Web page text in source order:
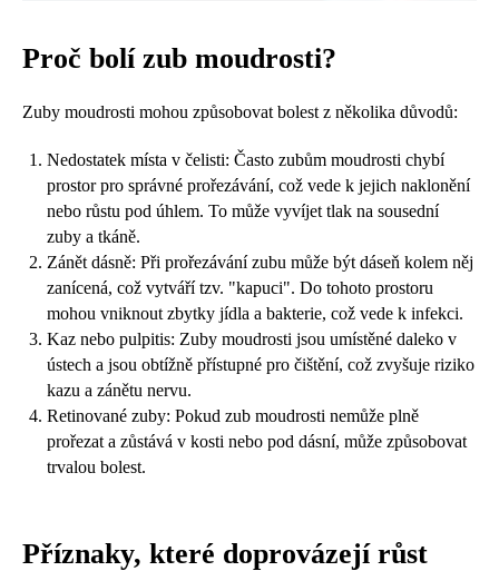
Proč bolí zub moudrosti?
Zuby moudrosti mohou způsobovat bolest z několika důvodů:
Nedostatek místa v čelisti: Často zubům moudrosti chybí
prostor pro správné prořezávání, což vede k jejich naklonění
nebo růstu pod úhlem. To může vyvíjet tlak na sousední
zuby a tkáně.
Zánět dásně: Při prořezávání zubu může být dáseň kolem něj
zanícená, což vytváří tzv. "kapuci". Do tohoto prostoru
mohou vniknout zbytky jídla a bakterie, což vede k infekci.
Kaz nebo pulpitis: Zuby moudrosti jsou umístěné daleko v
ústech a jsou obtížně přístupné pro čištění, což zvyšuje riziko
kazu a zánětu nervu.
Retinované zuby: Pokud zub moudrosti nemůže plně
prořezat a zůstává v kosti nebo pod dásní, může způsobovat
trvalou bolest.
Příznaky, které doprovázejí růst